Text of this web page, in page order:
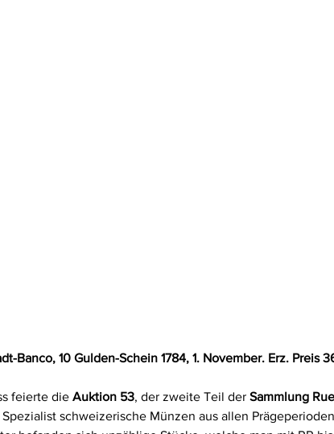
Banco, 10 Gulden-Schein 1784, 1. November. Erz. Preis
feierte die Auktion 53, der zweite Teil der Sammlung
schweizerische Münzen aus allen